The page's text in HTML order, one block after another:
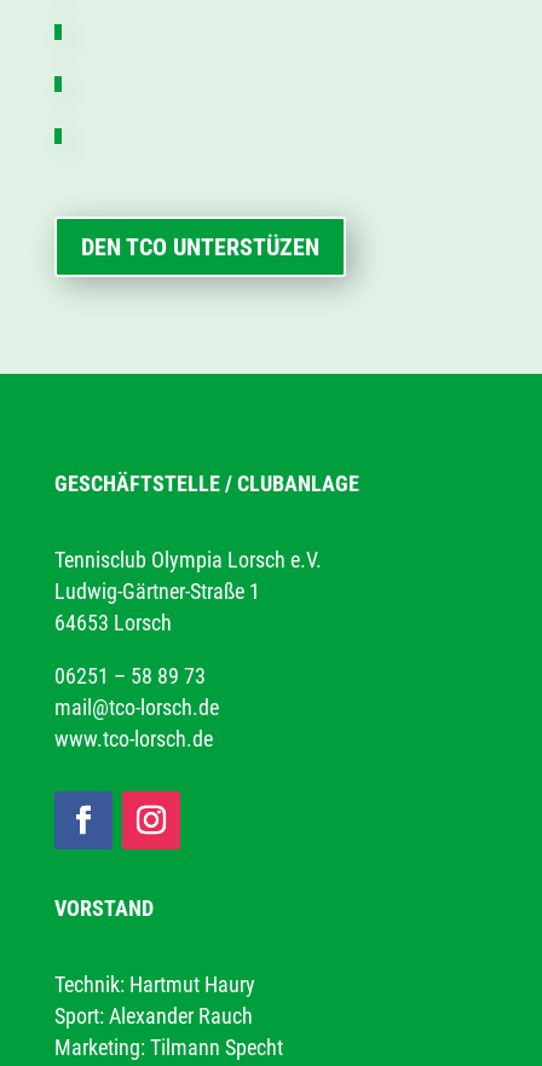
DEN TCO UNTERSTÜZEN
GESCHÄFTSTELLE / CLUBANLAGE
Tennisclub Olympia Lorsch e.V.
Ludwig-Gärtner-Straße 1
64653 Lorsch
06251 – 58 89 73
mail@tco-lorsch.de
www.tco-lorsch.de
VORSTAND
Technik: Hartmut Haury
Sport: Alexander Rauch
Marketing: Tilmann Specht